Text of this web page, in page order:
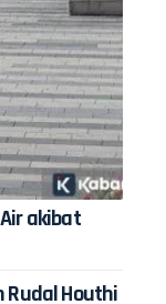
akibat
Rudal Houthi